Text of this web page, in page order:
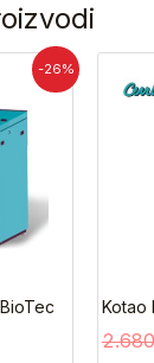
-26%
€.
€.
Kotao